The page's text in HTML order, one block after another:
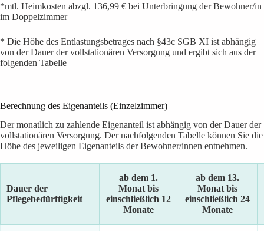
*mtl. Heimkosten abzgl. 136,99 € bei Unterbringung der Bewohner/in
im Doppelzimmer
* Die Höhe des Entlastungsbetrages nach §43c SGB XI ist abhängig
von der Dauer der vollstationären Versorgung und ergibt sich aus der
folgenden Tabelle
Berechnung des Eigenanteils (Einzelzimmer)
Der monatlich zu zahlende Eigenanteil ist abhängig von der Dauer der
vollstationären Versorgung. Der nachfolgenden Tabelle können Sie die
Höhe des jeweiligen Eigenanteils der Bewohner/innen entnehmen.
Dauer der
Pflegebedürftigkeit
ab dem 1.
Monat bis
einschließlich 12
Monate
ab dem 13.
Monat bis
einschließlich 24
Monate